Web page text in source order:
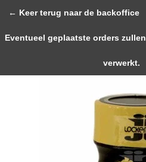
Home
← Keer terug naar de backoffice
Eventueel geplaatste orders
verwerkt.